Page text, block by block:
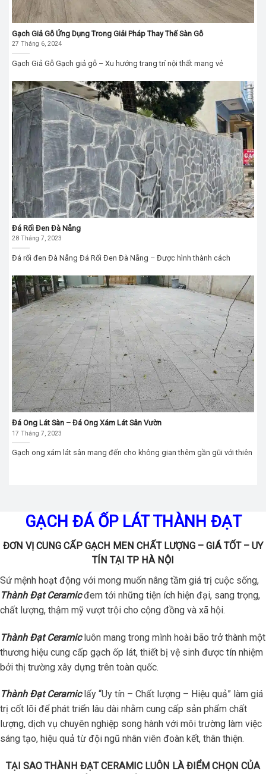
Gạch Giả Gỗ Ứng Dụng Trong Giải Pháp Thay Thế Sàn Gỗ
27 Tháng 6, 2024
Gạch Giả Gỗ Gạch giả gỗ – Xu hướng trang trí nội thất mang vẻ
Đá Rối Đen Đà Nẵng
28 Tháng 7, 2023
Đá rối đen Đà Nẵng Đá Rối Đen Đà Nẵng – Được hình thành cách
Đá Ong Lát Sàn – Đá Ong Xám Lát Sân Vườn
17 Tháng 7, 2023
Gạch ong xám lát sân mang đến cho không gian thêm gần gũi với thiên
GẠCH ĐÁ ỐP LÁT THÀNH ĐẠT
ĐƠN VỊ CUNG CẤP GẠCH MEN CHẤT LƯỢNG – GIÁ TỐT – UY
TÍN TẠI TP HÀ NỘI
Sứ mệnh hoạt động với mong muốn nâng tầm giá trị cuộc sống,
Thành Đạt Ceramicđem tới những tiện ích hiện đại, sang trọng,
chất lượng, thậm mỹ vượt trội cho cộng đồng và xã hội.
Thành Đạt Ceramicluôn mang trong mình hoài bão trở thành một
thương hiệu cung cấp gạch ốp lát, thiết bị vệ sinh được tín nhiệm
bởi thị trường xây dựng trên toàn quốc.
Thành Đạt Ceramiclấy “Uy tín – Chất lượng – Hiệu quả” làm giá
trị cốt lõi để phát triển lâu dài nhằm cung cấp sản phẩm chất
lượng, dịch vụ chuyên nghiệp song hành với môi trường làm việc
sáng tạo, hiệu quả từ đội ngũ nhân viên đoàn kết, thân thiện.
TẠI SAO THÀNH ĐẠT CERAMIC LUÔN LÀ ĐIỂM CHỌN CỦA